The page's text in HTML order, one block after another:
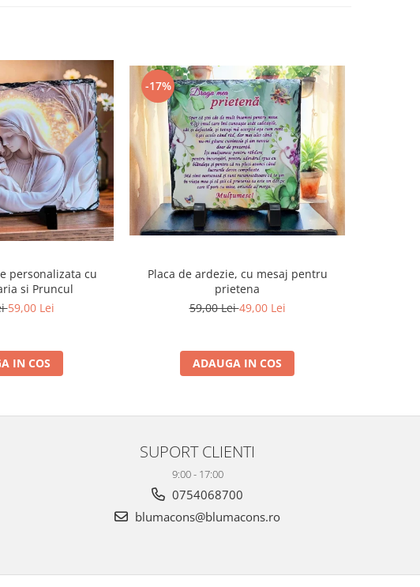
personalizata cu
si Pruncul
59,00 Lei
IN COS
-17%
Placa de ardezie, cu mesaj pentru
prietena
59,00 Lei49,00 Lei
ADAUGA IN COS
SUPORT CLIENTI
9:00 - 17:00
0754068700
blumacons@blumacons.ro